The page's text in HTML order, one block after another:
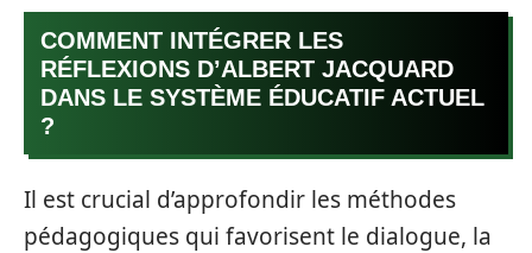
COMMENT INTÉGRER LES
RÉFLEXIONS D’ALBERT JACQUARD
DANS LE SYSTÈME ÉDUCATIF ACTUEL
?
Il est crucial d’approfondir les méthodes
pédagogiques qui favorisent le dialogue, la